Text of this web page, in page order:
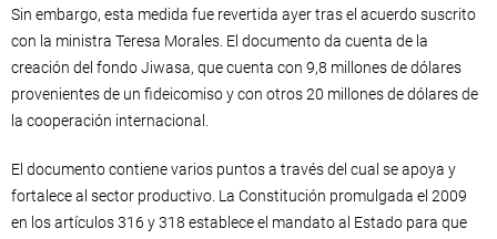
Sin embargo, esta medida fue revertida ayer tras el acuerdo suscrito
con la ministra Teresa Morales. El documento da cuenta de la
creación del fondo Jiwasa, que cuenta con 9,8 millones de dólares
provenientes de un fideicomiso y con otros 20 millones de dólares de
la cooperación internacional.
El documento contiene varios puntos a través del cual se apoya y
fortalece al sector productivo. La Constitución promulgada el 2009
en los artículos 316 y 318 establece el mandato al Estado para que